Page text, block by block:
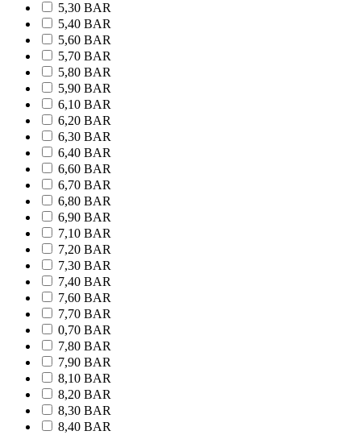
5,30 BAR
5,40 BAR
5,60 BAR
5,70 BAR
5,80 BAR
5,90 BAR
6,10 BAR
6,20 BAR
6,30 BAR
6,40 BAR
6,60 BAR
6,70 BAR
6,80 BAR
6,90 BAR
7,10 BAR
7,20 BAR
7,30 BAR
7,40 BAR
7,60 BAR
7,70 BAR
0,70 BAR
7,80 BAR
7,90 BAR
8,10 BAR
8,20 BAR
8,30 BAR
8,40 BAR